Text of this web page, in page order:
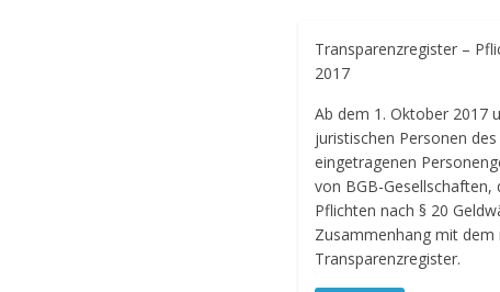
Transparenzregister –
2017
Ab dem 1. Oktober 2017
juristischen Personen
eingetragenen
von BGB-
Pflichten nach § 20
Zusammenhang mit dem
Transparenzregister.